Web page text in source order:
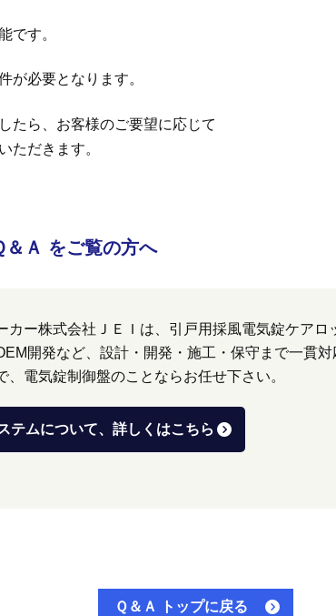
です。
が必要となります。
たら、お客様のご要望に応じて
ただきます。
＆Ａ をご覧の方へ
カー株式会社ＪＥＩは、引戸用採風電気錠ケアロ
開発など、設計・開発・施工・保守まで一貫
、電気錠制御盤のことならお任せ下さい。
テムについて、詳しくはこちら
Ｑ＆Ａ トップに戻る